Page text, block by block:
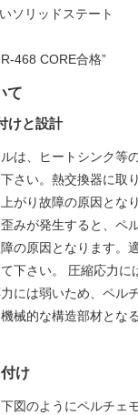
ソリッドステート
468 CORE合格”
て
けと設計
は、ヒートシンク等
さい。熱交換器に取
がり故障の原因とな
みが発生すると、ペ
の原因となります。
下さい。 圧縮応力に
には弱いため、ペル
械的な構造部材とな
け
図のようにペルチェ